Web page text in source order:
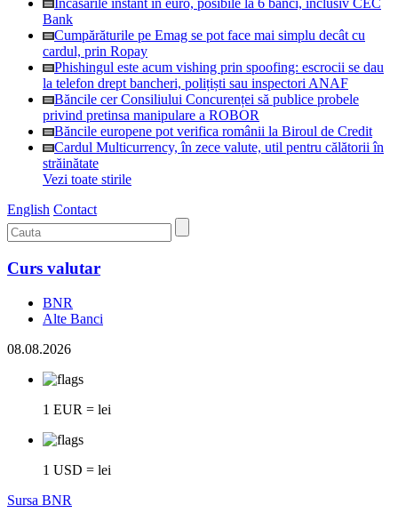
Încasările instant în euro, posibile la 6 bănci, inclusiv CEC
Bank
Cumpărăturile pe Emag se pot face mai simplu decât cu
cardul, prin Ropay
Phishingul este acum vishing prin spoofing: escrocii se dau
la telefon drept bancheri, polițiști sau inspectori ANAF
Băncile cer Consiliului Concurenței să publice probele
privind pretinsa manipulare a ROBOR
Băncile europene pot verifica românii la Biroul de Credit
Cardul Multicurrency, în zece valute, util pentru călătorii în
străinătate
Vezi toate stirile
English Contact
Curs valutar
BNR
Alte Banci
08.08.2026
1 EUR = lei
1 USD = lei
Sursa BNR